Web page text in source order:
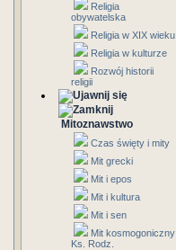
Religia
obywatelska
Religia w XIX wieku
Religia w kulturze
Rozwój historii
religii
Mitoznawstwo
Czas święty i mity
Mit grecki
Mit i epos
Mit i kultura
Mit i sen
Mit kosmogoniczny
Ks. Rodz.